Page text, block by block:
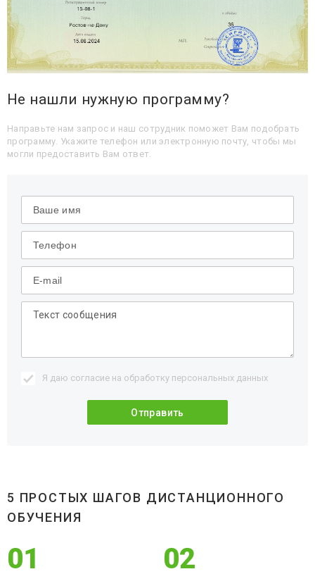
Не нашли нужную программу?
Направьте нам запрос и наш сотрудник поможет Вам подобрать
программу. Укажите телефон или электронную почту, чтобы мы
могли предоставить Вам ответ.
Я даю согласие на обработку персональных данных
5 ПРОСТЫХ ШАГОВ ДИСТАНЦИОННОГО
ОБУЧЕНИЯ
01 02